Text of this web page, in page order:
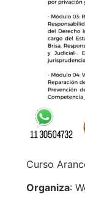
Curso
Organiza: